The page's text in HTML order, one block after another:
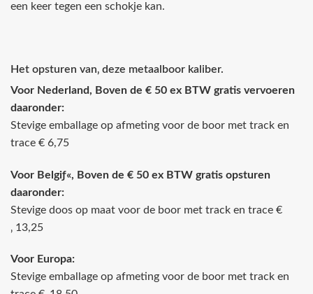
een keer tegen een schokje kan.
Het opsturen van‚ deze metaalboor kaliber.
Voor Nederland, Boven de € 50 ex BTW gratis vervoeren
daaronder:
Stevige emballage op afmeting voor de boor met track en
trace € 6,75
Voor Belgiƒ«, Boven de € 50 ex BTW gratis opsturen
daaronder:
Stevige doos op maat voor de boor met track en trace €
‚ 13,25
Voor Europa:
Stevige emballage op afmeting voor de boor met track en